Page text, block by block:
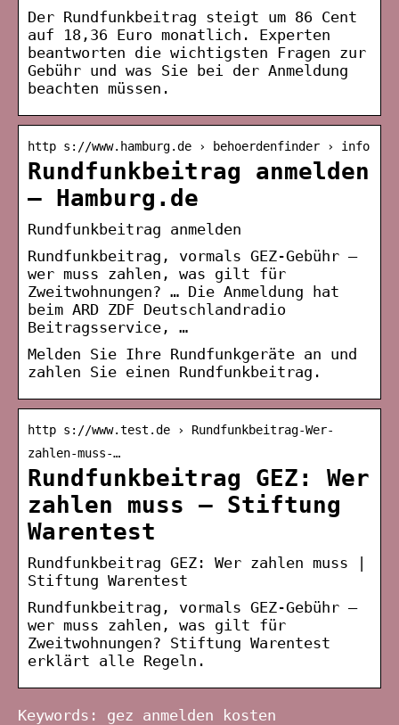
Der Rundfunkbeitrag steigt um 86 Cent
auf 18,36 Euro monatlich. Experten
beantworten die wichtigsten Fragen zur
Gebühr und was Sie bei der Anmeldung
beachten müssen.
http s://www.hamburg.de › behoerdenfinder › info
Rundfunkbeitrag anmelden
– Hamburg.de
Rundfunkbeitrag anmelden
Rundfunkbeitrag, vormals GEZ-Gebühr –
wer muss zahlen, was gilt für
Zweitwohnungen? … Die Anmeldung hat
beim ARD ZDF Deutschlandradio
Beitragsservice, …
Melden Sie Ihre Rundfunkgeräte an und
zahlen Sie einen Rundfunkbeitrag.
http s://www.test.de › Rundfunkbeitrag-Wer-
zahlen-muss-…
Rundfunkbeitrag GEZ: Wer
zahlen muss – Stiftung
Warentest
Rundfunkbeitrag GEZ: Wer zahlen muss |
Stiftung Warentest
Rundfunkbeitrag, vormals GEZ-Gebühr –
wer muss zahlen, was gilt für
Zweitwohnungen? Stiftung Warentest
erklärt alle Regeln.
Keywords: gez anmelden kosten